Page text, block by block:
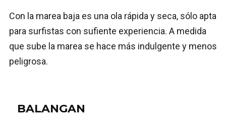
Con la marea baja es una ola rápida y seca, sólo apta
para surfistas con sufiente experiencia. A medida
que sube la marea se hace más indulgente y menos
peligrosa.
BALANGAN